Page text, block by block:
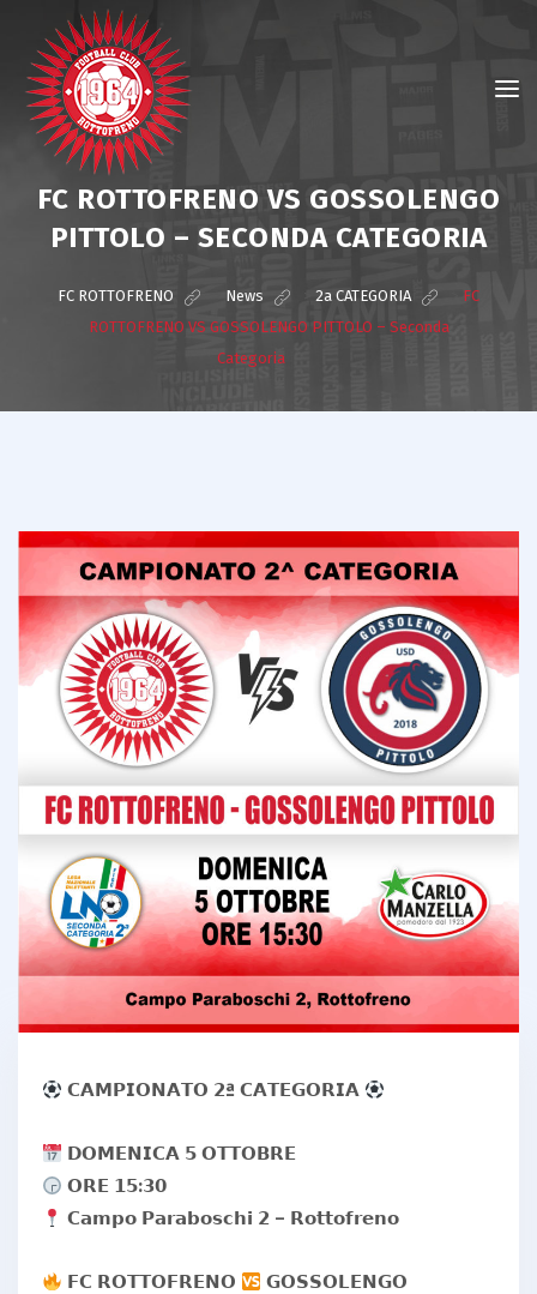
FC ROTTOFRENO VS GOSSOLENGO
PITTOLO – SECONDA CATEGORIA
FC ROTTOFRENO News 2a CATEGORIA
FC
ROTTOFRENO VS GOSSOLENGO PITTOLO – Seconda
Categoria
𝗖𝗔𝗠𝗣𝗜𝗢𝗡𝗔𝗧𝗢 𝟮ª 𝗖𝗔𝗧𝗘𝗚𝗢𝗥𝗜𝗔
𝗗𝗢𝗠𝗘𝗡𝗜𝗖𝗔 𝟱 𝗢𝗧𝗧𝗢𝗕𝗥𝗘
𝗢𝗥𝗘 𝟭𝟱:𝟯𝟬
𝗖𝗮𝗺𝗽𝗼 𝗣𝗮𝗿𝗮𝗯𝗼𝘀𝗰𝗵𝗶 𝟮 – 𝗥𝗼𝘁𝘁𝗼𝗳𝗿𝗲𝗻𝗼
𝗙𝗖 𝗥𝗢𝗧𝗧𝗢𝗙𝗥𝗘𝗡𝗢
𝗚𝗢𝗦𝗦𝗢𝗟𝗘𝗡𝗚𝗢